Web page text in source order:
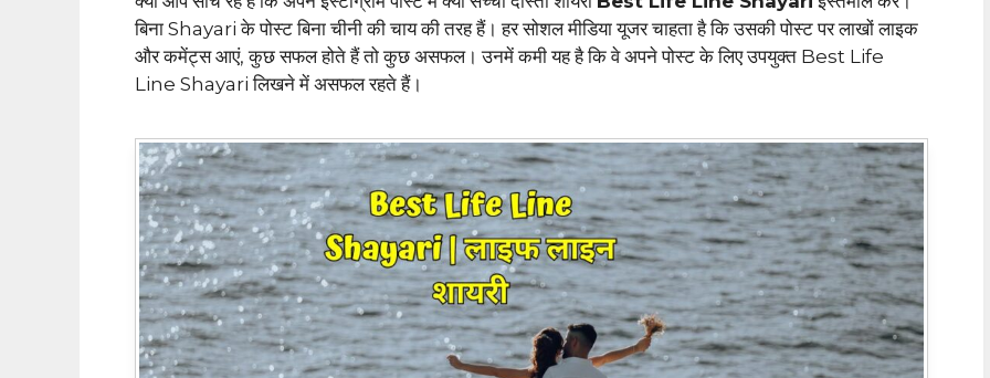
बिना Shayari के पोस्ट बिना चीनी की चाय की तरह हैं। हर सोशल मीडिया यूजर चाहता है कि उसकी पोस्ट पर लाखों लाइक
और कमेंट्स आएं, कुछ सफल होते हैं तो कुछ असफल। उनमें कमी यह है कि वे अपने पोस्ट के लिए उपयुक्त Best Life
Line Shayari लिखने में असफल रहते हैं।